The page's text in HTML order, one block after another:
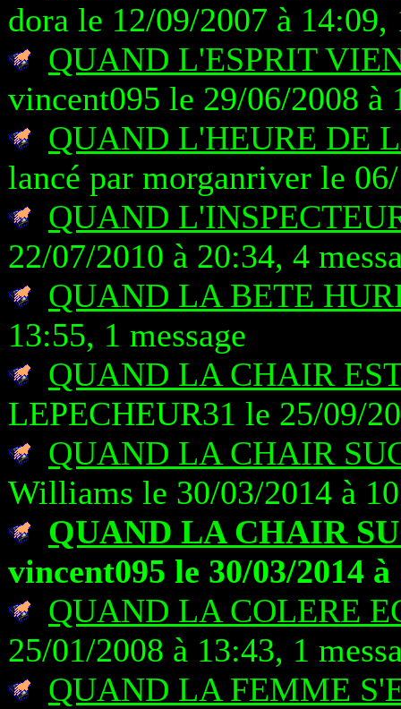
dora le 12/09/2007 à 14:09,
QUAND L'ESPRIT
vincent095 le 29/06/2008 à
QUAND L'HEURE DE
lancé par morganriver le
QUAND
22/07/2010 à 20:34, 4
QUAND LA BETE
13:55, 1 message
QUAND LA CHAIR
LEPECHEUR31 le 25/09/
QUAND LA CHAIR
Williams le 30/03/2014 à
QUAND LA CHAIR
vincent095 le 30/03/2014 à
QUAND LA COLERE
25/01/2008 à 13:43, 1
QUAND LA FEMME